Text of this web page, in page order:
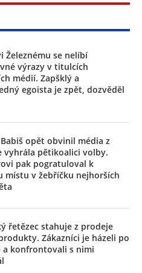
Železnému se nelíbí
výrazy v titulcích
médií. Zapšklý a
egoista je zpět, dozvěděl
Babiš opět obvinil média z
vyhrála pětikoalici volby.
pak pogratuloval k
místu v žebříčku nejhorších
řetězec stahuje z prodeje
Zákazníci je házeli po
a konfrontovali s nimi